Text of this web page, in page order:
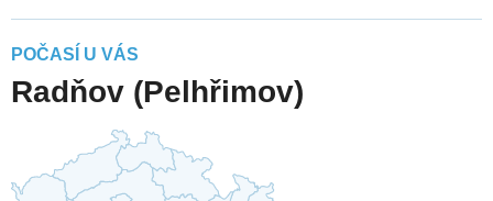
POČASÍ U VÁS
Radňov (Pelhřimov)